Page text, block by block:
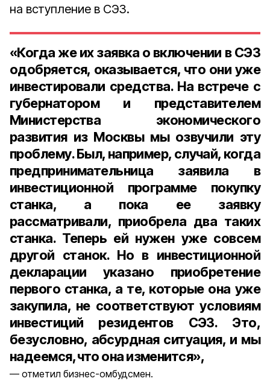
на вступление в СЭЗ.
«Когда же их заявка о включении в СЭЗ
одобряется, оказывается, что они уже
инвестировали средства. На встрече с
губернатором и представителем
Министерства экономического
развития из Москвы мы озвучили эту
проблему. Был, например, случай, когда
предпринимательница заявила в
инвестиционной программе покупку
станка, а пока ее заявку
рассматривали, приобрела два таких
станка. Теперь ей нужен уже совсем
другой станок. Но в инвестиционной
декларации указано приобретение
первого станка, а те, которые она уже
закупила, не соответствуют условиям
инвестиций резидентов СЭЗ. Это,
безусловно, абсурдная ситуация, и мы
надеемся, что она изменится»,
отметил бизнес-омбудсмен.